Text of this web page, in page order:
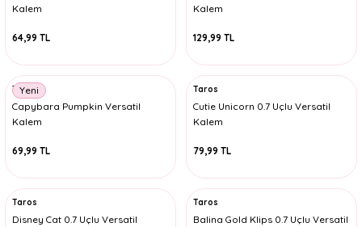
Kalem
64,99 TL
Kalem
129,99 TL
Yeni
Taros
Capybara Pumpkin Versatil
Kalem
69,99 TL
Taros
Cutie Unicorn 0.7 Uçlu Versatil
Kalem
79,99 TL
Taros
Disney Cat 0.7 Uçlu Versatil
Taros
Balina Gold Klips 0.7 Uçlu Versatil